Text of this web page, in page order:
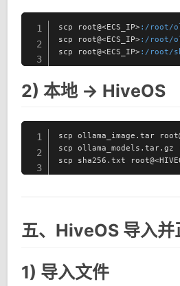
1
2
3
scp root@<ECS_IP>:/root/
scp root@<ECS_IP>:/root/
scp root@<ECS_IP>:/root/
2) 本地 -> HiveOS
1
2
3
scp ollama_image.tar
scp ollama_models.tar.gz
scp sha256.txt
五、HiveOS 导入并
1) 导入文件